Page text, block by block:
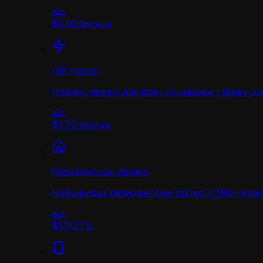
від
$0.90/місяць
ISP проксі
Надійні проксі для ігор, соцмереж і збору
від
$1.70/місяць
Резидентські проксі
Найшвидші резидентські проксі у 190+
від
$1.00/ГБ